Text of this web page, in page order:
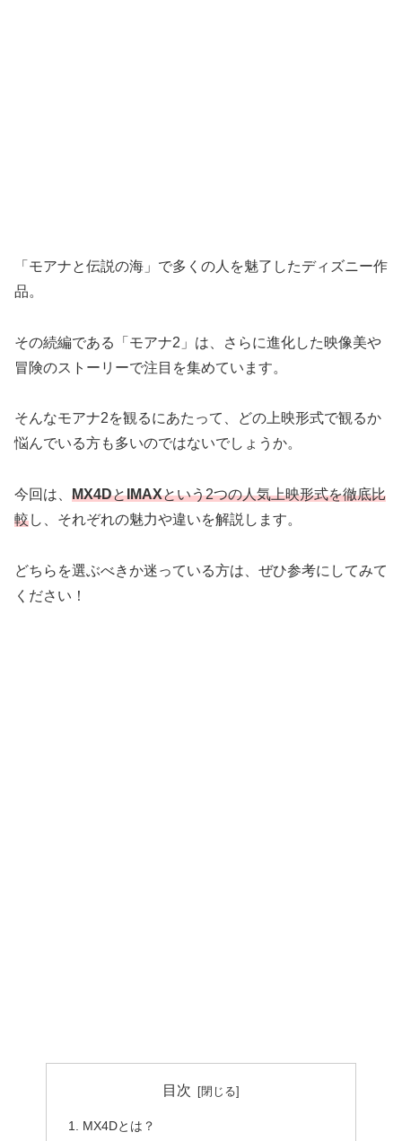
「モアナと伝説の海」で多くの人を魅了したディズニー作
品。
その続編である「モアナ2」は、さらに進化した映像美や
冒険のストーリーで注目を集めています。
そんなモアナ2を観るにあたって、どの上映形式で観るか
悩んでいる方も多いのではないでしょうか。
今回は、 MX4DとIMAXという2つの人気上映形式を徹底比
較し、それぞれの魅力や違いを解説します。
どちらを選ぶべきか迷っている方は、ぜひ参考にしてみて
ください！
目次
MX4Dとは？